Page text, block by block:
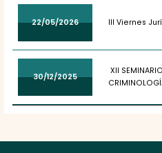
22/05/2026 III Viernes
30/12/2025
XII